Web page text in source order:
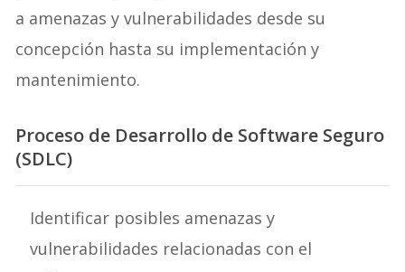
a amenazas y vulnerabilidades desde su
concepción hasta su implementación y
mantenimiento.
Proceso de Desarrollo de Software Seguro
(SDLC)
Identificar posibles amenazas y
vulnerabilidades relacionadas con el